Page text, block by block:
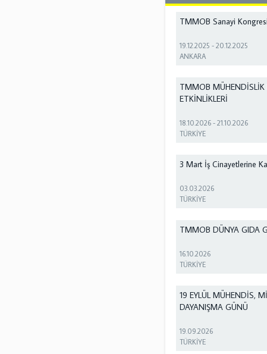
TMMOB Sanayi Kongresi
19.12.2025 -20.12.2025
ANKARA
TMMOB MÜHENDİSLİK
ETKİNLİKLERİ
18.10.2026 -21.10.2026
TÜRKİYE
3 Mart İş Cinayetlerine
03.03.2026
TÜRKİYE
TMMOB DÜNYA GIDA
16.10.2026
TÜRKİYE
19 EYLÜL MÜHENDİS,
DAYANIŞMA GÜNÜ
19.09.2026
TÜRKİYE